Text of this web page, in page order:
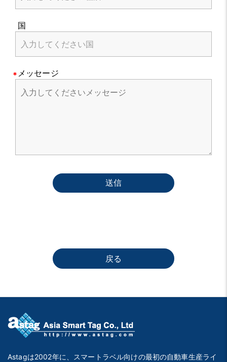
国
メッセージ
送信
戻る
Astagは2002年に、スマートラベル向けの最初の自動車生産ライ